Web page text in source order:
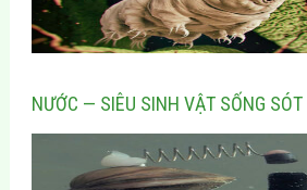
NƯỚC — SIÊU SINH VẬT SỐNG SÓT